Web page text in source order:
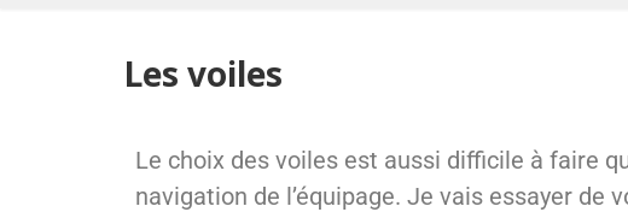
Les voiles
Le choix des voiles est aussi difficile à faire
navigation de l’équipage. Je vais essayer de